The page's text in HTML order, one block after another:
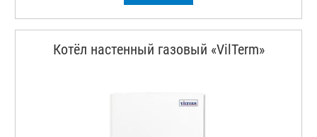
Котёл настенный газовый «VilTerm»